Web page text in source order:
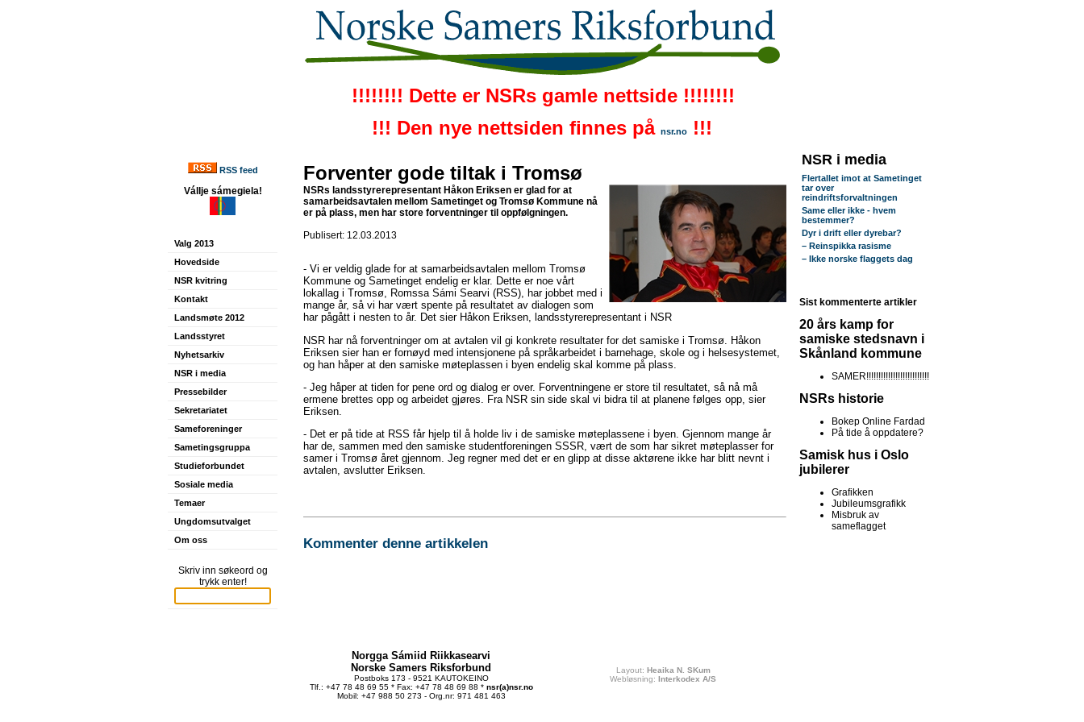
!!!!!!!! Dette er NSRs gamle nettside !!!!!!!!
!!! Den nye nettsiden finnes på nsr.no !!!
RSS feed
Vállje sámegiela!
Valg 2013
Hovedside
NSR kvitring
Kontakt
Landsmøte 2012
Landsstyret
Nyhetsarkiv
NSR i media
Pressebilder
Sekretariatet
Sameforeninger
Sametingsgruppa
Studieforbundet
Sosiale media
Temaer
Ungdomsutvalget
Om oss
Skriv inn søkeord og
trykk enter!
Forventer gode tiltak i Tromsø
NSRs landsstyrerepresentant Håkon Eriksen er glad for at
samarbeidsavtalen mellom Sametinget og Tromsø Kommune nå
er på plass, men har store forventninger til oppfølgningen.
Publisert: 12.03.2013
- Vi er veldig glade for at samarbeidsavtalen mellom Tromsø
Kommune og Sametinget endelig er klar. Dette er noe vårt
lokallag i Tromsø, Romssa Sámi Searvi (RSS), har jobbet med i
mange år, så vi har vært spente på resultatet av dialogen som
har pågått i nesten to år. Det sier Håkon Eriksen, landsstyrerepresentant i NSR
NSR har nå forventninger om at avtalen vil gi konkrete resultater for det samiske i Tromsø. Håkon
Eriksen sier han er fornøyd med intensjonene på språkarbeidet i barnehage, skole og i helsesystemet,
og han håper at den samiske møteplassen i byen endelig skal komme på plass.
- Jeg håper at tiden for pene ord og dialog er over. Forventningene er store til resultatet, så nå må
ermene brettes opp og arbeidet gjøres. Fra NSR sin side skal vi bidra til at planene følges opp, sier
Eriksen.
- Det er på tide at RSS får hjelp til å holde liv i de samiske møteplassene i byen. Gjennom mange år
har de, sammen med den samiske studentforeningen SSSR, vært de som har sikret møteplasser for
samer i Tromsø året gjennom. Jeg regner med det er en glipp at disse aktørene ikke har blitt nevnt i
avtalen, avslutter Eriksen.
Kommenter denne artikkelen
NSR i media
Flertallet imot at Sametinget
tar over
reindriftsforvaltningen
Same eller ikke - hvem
bestemmer?
Dyr i drift eller dyrebar?
– Reinspikka rasisme
– Ikke norske flaggets dag
Sist kommenterte artikler
20 års kamp for
samiske stedsnavn i
Skånland kommune
SAMER!!!!!!!!!!!!!!!!!!!!!!!!!!
NSRs historie
Bokep Online Fardad
På tide å oppdatere?
Samisk hus i Oslo
jubilerer
Grafikken
Jubileumsgrafikk
Misbruk av
sameflagget
Norgga Sámiid Riikkasearvi
Norske Samers Riksforbund
Postboks 173 - 9521 KAUTOKEINO
Tlf.: +47 78 48 69 55 * Fax: +47 78 48 69 88 * nsr(a)nsr.no
Mobil: +47 988 50 273 - Org.nr: 971 481 463
Layout: Heaika N. SKum
Webløsning: Interkodex A/S